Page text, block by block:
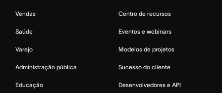
Vendas
Saúde
Varejo
Administração pública
Educação
Centro de recursos
Eventos e webinars
Modelos de projetos
Sucesso do cliente
Desenvolvedores e API